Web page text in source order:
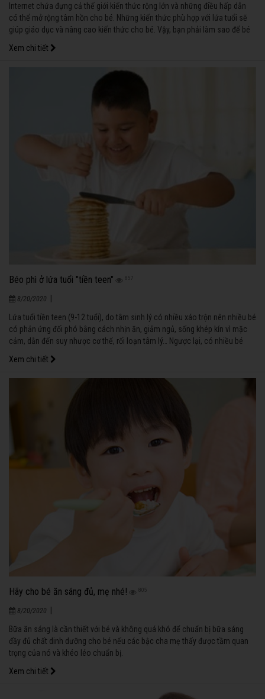
Internet chứa đựng cả thế giới kiến thức rộng lớn và những điều hấp dẫn
có thể mở rộng tâm hồn cho bé. Những kiến thức phù hợp với lứa tuổi sẽ
giúp giáo dục và nâng cao kiến thức cho bé. Vậy, bạn phải làm sao để bé
Xem chi tiết
Béo phì ở lứa tuổi "tiền teen" 857
8/20/2020
Lứa tuổi tiền teen (9-12 tuổi), do tâm sinh lý có nhiều xáo trộn nên nhiều bé
có phản ứng đối phó bằng cách nhịn ăn, giảm ngủ, sống khép kín vì mặc
cảm, dẫn đến suy nhược cơ thể, rối loạn tâm lý… Ngược lại, có nhiều bé
phản ứng lại tình trạng thay đổi này bằng thái độ bất cần: ăn uống vô độ,
ngủ nghỉ, chơi không theo giờ giấc để chứng tỏ mình đã lớn nên dễ dẫn
đến dư cân, béo phì…
Xem chi tiết
Hãy cho bé ăn sáng đủ, mẹ nhé! 805
8/20/2020
Bữa ăn sáng là cần thiết với bé và không quá khó để chuẩn bị bữa sáng
đầy đủ chất dinh dưỡng cho bé nếu các bậc cha mẹ thấy được tầm quan
trọng của nó và khéo léo chuẩn bị.
Xem chi tiết